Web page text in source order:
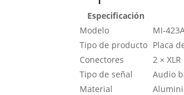
Especificación
Modelo
MI-
Tipo de producto Placa
Conectores
2 × XLR
Tipo de señal
Audio
Material